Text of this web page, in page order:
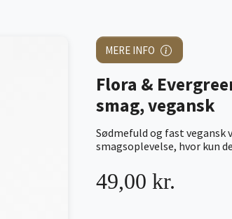
MERE INFO
Flora &
smag, vegansk
Sødmefuld og fast vegansk
smagsoplevelse, hvor kun
49,00 kr.